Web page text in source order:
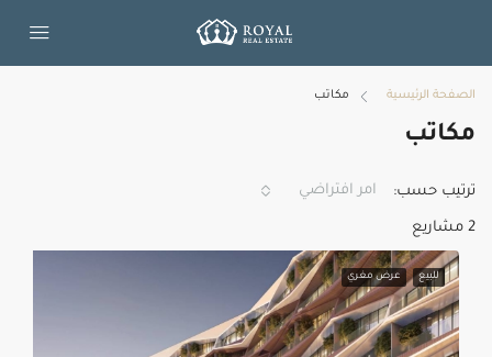
الصفحة الرئيسية مكاتب
مكاتب
2 مشاريع
ترتيب حسب: امر افتراضي
للبيع عرض مغري